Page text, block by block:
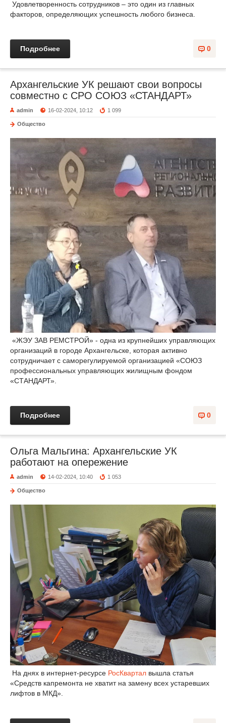
Удовлетворенность сотрудников – это один из главных
факторов, определяющих успешность любого бизнеса.
0
Подробнее
Архангельские УК решают свои вопросы
совместно с СРО СОЮЗ «СТАНДАРТ»
admin 16-02-2024, 10:12 1 099
Общество
«ЖЭУ ЗАВ РЕМСТРОЙ» - одна из крупнейших управляющих
организаций в городе Архангельске, которая активно
сотрудничает с саморегулируемой организацией «СОЮЗ
профессиональных управляющих жилищным фондом
«СТАНДАРТ».
0
Подробнее
Ольга Мальгина: Архангельские УК
работают на опережение
admin 14-02-2024, 10:40 1 053
Общество
На днях в интернет-ресурсе РосКвартал вышла статья
«Средств капремонта не хватит на замену всех устаревших
лифтов в МКД».